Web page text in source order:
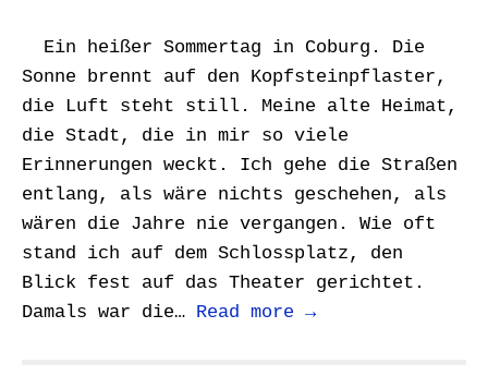
Ein heißer Sommertag in Coburg. Die
Sonne brennt auf den Kopfsteinpflaster,
die Luft steht still. Meine alte Heimat,
die Stadt, die in mir so viele
Erinnerungen weckt. Ich gehe die Straßen
entlang, als wäre nichts geschehen, als
wären die Jahre nie vergangen. Wie oft
stand ich auf dem Schlossplatz, den
Blick fest auf das Theater gerichtet.
Damals war die… Read more →